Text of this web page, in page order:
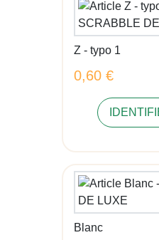
Z - typo 1
0,60 €
Blanc